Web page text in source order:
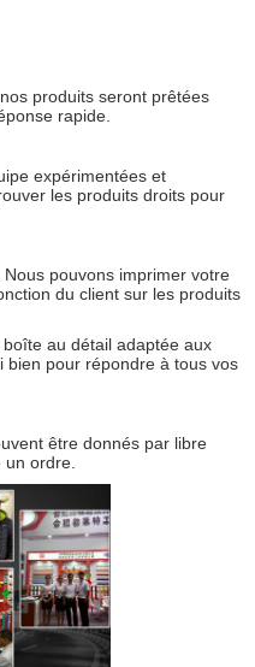
produits seront prêtées
rapide.
expérimentées et
les produits droits pour
pouvons imprimer votre
du client sur les produits
au détail adaptée aux
bien pour répondre à tous vos
être donnés par libre
ordre.